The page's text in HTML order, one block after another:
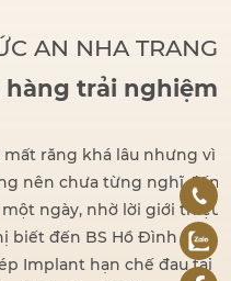
AN NHA TRANG
hàng trải nghiệm
khá lâu nhưng vì sợ
chưa từng nghĩ đến việc
nhờ lời giới thiệu của
BS Hồ Đình Đức –
hạn chế đau tại Nha